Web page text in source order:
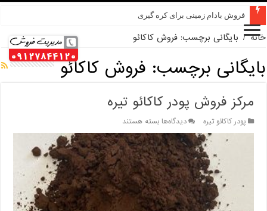
خرید عمده کنجد در تهران
خانه / بایگانی برچسب: فروش کاکائو
بایگانی برچسب: فروش کاکائو
مرکز فروش پودر کاکائو تیره
پودر کاکائو تیره دیدگاه‌هابرای
مرکز
فروش
پودر
کاکائو
تیره
بسته هستند